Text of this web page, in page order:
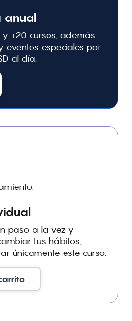
anual
+20 cursos, además
eventos especiales por
al día.
paso a la vez y
tus hábitos,
únicamente este curso.